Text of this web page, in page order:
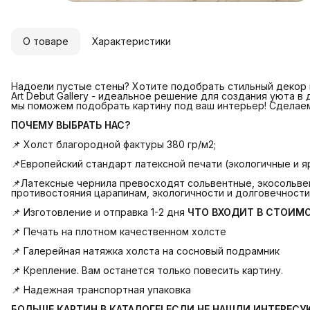
О товаре Характеристики
Надоели пустые стены? Хотите подобрать стильный декор
Art Debut Gallery - идеальное решение для создания уюта
мы поможем подобрать картину под ваш интерьер!
ПОЧЕМУ ВЫБРАТЬ НАС?
📌 Холст благородной фактуры 380 гр/м2;
📌Европейский стандарт латексной печати (экологичные и
📌Латексные чернила превосходят сольвентные,
противостояния царапинам, экологичности и
📌 Изготовление и отправка 1-2 дня ЧТО ВХОДИТ В
📌 Печать на плотном качественном холсте
📌 Галерейная натяжка холста на сосновый подрамник
📌 Крепление. Вам останется только повесить картину.
📌 Надежная транспортная упаковка